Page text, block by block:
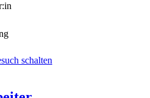
schalten